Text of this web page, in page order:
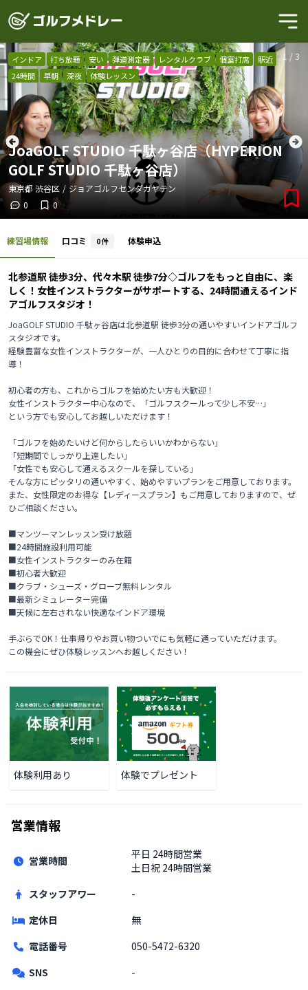
1 / 3
インドア 打ち放題 安い 弾道測定器 レンタルクラブ 個室打席
駅近
24時間
早朝 深夜 体験レッスン
JoaGOLF STUDIO 千駄ヶ谷店（HYPERION
GOLF STUDIO 千駄ヶ谷店）
東京都 渋谷区 / ジョアゴルフセンダガヤテン
0
0
練習場情報 口コミ 0件 体験申込
北参道駅 徒歩3分、代々木駅 徒歩7分◇ゴルフをもっと自由に、楽
しく！女性インストラクターがサポートする、24時間通えるインド
アゴルフスタジオ！
JoaGOLF STUDIO 千駄ヶ谷店は北参道駅 徒歩3分の通いやすいインドアゴルフ
スタジオです。
経験豊富な女性インストラクターが、一人ひとりの目的に合わせて丁寧に指
導！
初心者の方も、これからゴルフを始めたい方も大歓迎！
女性インストラクター中心なので、「ゴルフスクールって少し不安…」
という方でも安心してお越しいただけます！
「ゴルフを始めたいけど何からしたらいいかわからない」
「短期間でしっかり上達したい」
「女性でも安心して通えるスクールを探している」
そんな方にピッタリの通いやすく、始めやすいプランをご用意しております。
また、女性限定のお得な【レディースプラン】もご用意しておりますので、ぜ
ひご相談ください。
■マンツーマンレッスン受け放題
■24時間施設利用可能
■女性インストラクターのみ在籍
■初心者大歓迎
■クラブ・シューズ・グローブ無料レンタル
■最新シミュレーター完備
■天候に左右されない快適なインドア環境
手ぶらでOK！仕事帰りやお買い物ついでにも気軽に通っていただけます。
この機会にぜひ体験レッスンへお越しください！
体験利用あり 体験でプレゼント
営業情報
営業時間 平日 24時間営業
土日祝 24時間営業
スタッフアワー
-
定休日
無
電話番号
050-5472-6320
SNS
-